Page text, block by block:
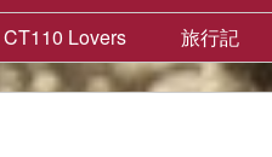
CT110 Lovers 旅行記